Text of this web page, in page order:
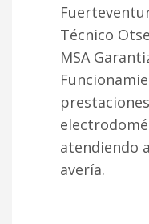
Técnico
MSA
atendiendo
avería.